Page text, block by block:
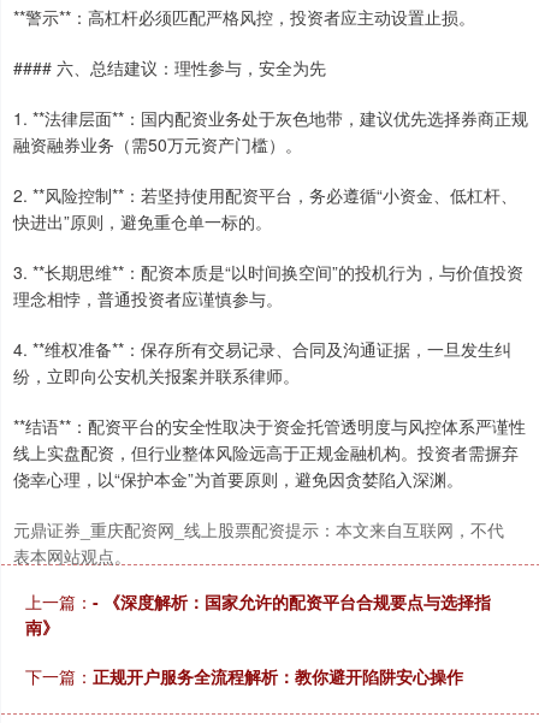
**警示**：高杠杆必须匹配严格风控，投资者应主动设置止损。
#### 六、总结建议：理性参与，安全为先
1. **法律层面**：国内配资业务处于灰色地带，建议优先选择券商正规
融资融券业务（需50万元资产门槛）。
2. **风险控制**：若坚持使用配资平台，务必遵循“小资金、低杠杆、
快进出”原则，避免重仓单一标的。
3. **长期思维**：配资本质是“以时间换空间”的投机行为，与价值投资
理念相悖，普通投资者应谨慎参与。
4. **维权准备**：保存所有交易记录、合同及沟通证据，一旦发生纠
纷，立即向公安机关报案并联系律师。
**结语**：配资平台的安全性取决于资金托管透明度与风控体系严谨性
线上实盘配资，但行业整体风险远高于正规金融机构。投资者需摒弃
侥幸心理，以“保护本金”为首要原则，避免因贪婪陷入深渊。
元鼎证券_重庆配资网_线上股票配资提示：本文来自互联网，不代
表本网站观点。
上一篇： - 《深度解析：国家允许的配资平台合规要点与选择指
南》
下一篇： 正规开户服务全流程解析：教你避开陷阱安心操作
上证综指 3915.67 +15.32 +0.39%
深证成指 14242.21 +132.09 +0.94%
沪深300 4683.58 +32.27 +0.69%